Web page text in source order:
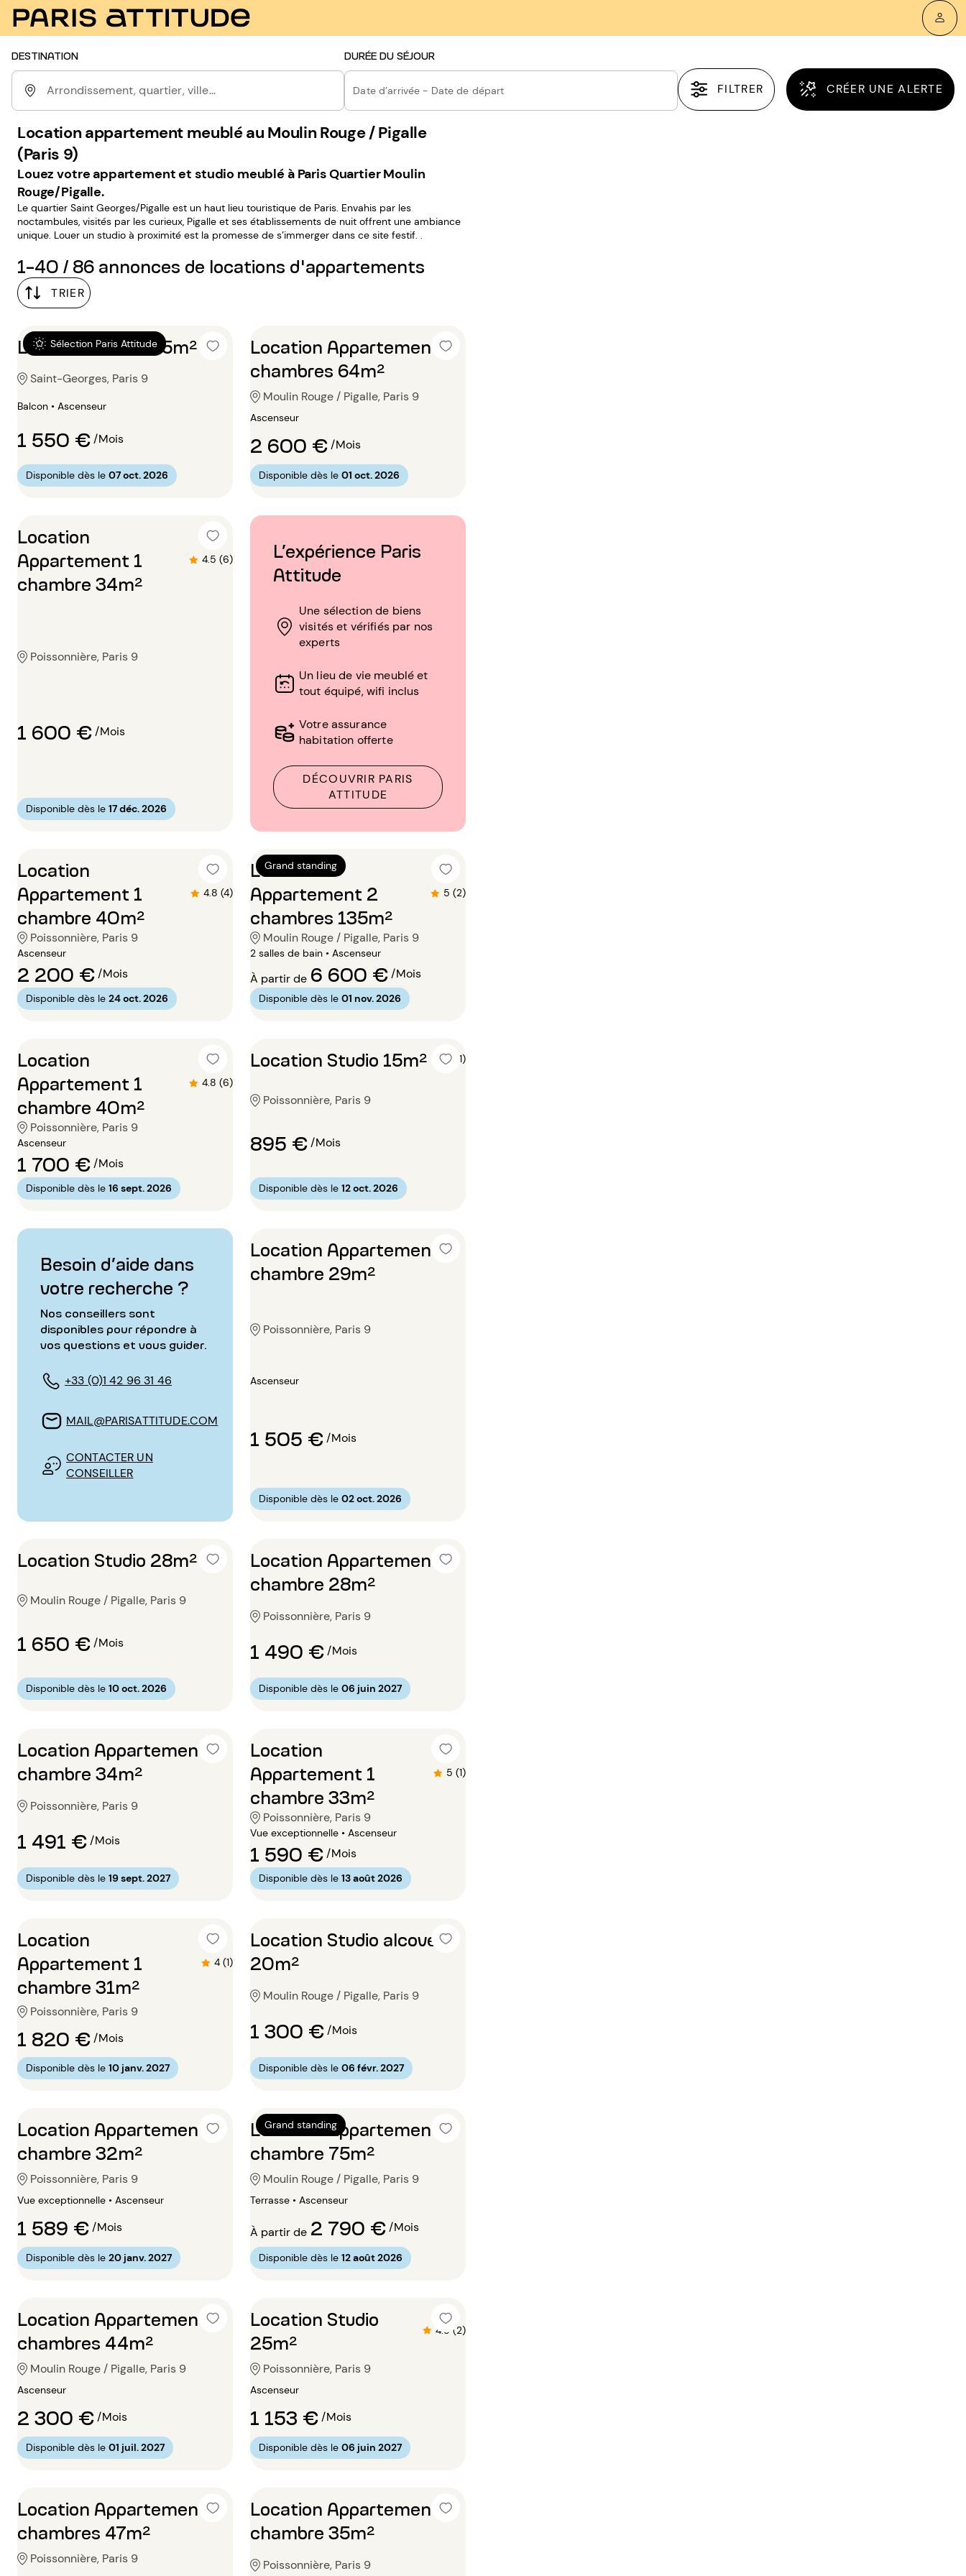
DESTINATION
Arrondissement, quartier, ville...
DURÉE DU SÉJOUR
Date d’arrivée - Date de départ FILTRER CRÉER UNE ALERTE
Location appartement meublé au Moulin Rouge / Pigalle
(Paris 9)
Louez votre appartement et studio meublé à Paris Quartier Moulin
Rouge/Pigalle.
Le quartier Saint Georges/Pigalle est un haut lieu touristique de Paris. Envahis par les
noctambules, visités par les curieux, Pigalle et ses établissements de nuit offrent une ambiance
unique. Louer un studio à proximité est la promesse de s’immerger dans ce site festif. .
1-40 / 86 annonces de locations d'appartements
TRIER
L’expérience Paris
Attitude
Une sélection de biens
visités et vérifiés par nos
experts
Un lieu de vie meublé et
tout équipé, wifi inclus
Votre assurance
habitation offerte
DÉCOUVRIR PARIS
ATTITUDE
Besoin d’aide dans
votre recherche ?
Nos conseillers sont
disponibles pour répondre à
vos questions et vous guider.
+33 (0)1 42 96 31 46
MAIL@PARISATTITUDE.COM
CONTACTER UN
CONSEILLER
Sélection Paris Attitude
Location Studio 25m²
Saint-Georges, Paris 9
Balcon • Ascenseur
1 550 €/Mois
Disponible dès le 07 oct. 2026
Location Appartement 2
chambres 64m²
Moulin Rouge / Pigalle, Paris 9
Ascenseur
2 600 €/Mois
Disponible dès le 01 oct. 2026
Location
Appartement 1
chambre 34m²
4.5 (6)
Poissonnière, Paris 9
1 600 €/Mois
Disponible dès le 17 déc. 2026
Location
Appartement 1
chambre 40m²
4.8 (4)
Poissonnière, Paris 9
Ascenseur
2 200 €/Mois
Disponible dès le 24 oct. 2026
Grand standing
Location
Appartement 2
chambres 135m²
5 (2)
Moulin Rouge / Pigalle, Paris 9
2 salles de bain • Ascenseur
À partir de 6 600 €/Mois
Disponible dès le 01 nov. 2026
Location
Appartement 1
chambre 40m²
4.8 (6)
Poissonnière, Paris 9
Ascenseur
1 700 €/Mois
Disponible dès le 16 sept. 2026
Location Studio 15m² 5 (1)
Poissonnière, Paris 9
895 €/Mois
Disponible dès le 12 oct. 2026
Location Appartement 1
chambre 29m²
Poissonnière, Paris 9
Ascenseur
1 505 €/Mois
Disponible dès le 02 oct. 2026
Location Studio 28m²
Moulin Rouge / Pigalle, Paris 9
1 650 €/Mois
Disponible dès le 10 oct. 2026
Location Appartement 1
chambre 28m²
Poissonnière, Paris 9
1 490 €/Mois
Disponible dès le 06 juin 2027
Location Appartement 1
chambre 34m²
Poissonnière, Paris 9
1 491 €/Mois
Disponible dès le 19 sept. 2027
Location
Appartement 1
chambre 33m²
5 (1)
Poissonnière, Paris 9
Vue exceptionnelle • Ascenseur
1 590 €/Mois
Disponible dès le 13 août 2026
Location
Appartement 1
chambre 31m²
4 (1)
Poissonnière, Paris 9
1 820 €/Mois
Disponible dès le 10 janv. 2027
Location Studio alcove
20m²
Moulin Rouge / Pigalle, Paris 9
1 300 €/Mois
Disponible dès le 06 févr. 2027
Location Appartement 1
chambre 32m²
Poissonnière, Paris 9
Vue exceptionnelle • Ascenseur
1 589 €/Mois
Disponible dès le 20 janv. 2027
Grand standing
Location Appartement 1
chambre 75m²
Moulin Rouge / Pigalle, Paris 9
Terrasse • Ascenseur
À partir de 2 790 €/Mois
Disponible dès le 12 août 2026
Location Appartement 2
chambres 44m²
Moulin Rouge / Pigalle, Paris 9
Ascenseur
2 300 €/Mois
Disponible dès le 01 juil. 2027
Location Studio
25m²
4.5 (2)
Poissonnière, Paris 9
Ascenseur
1 153 €/Mois
Disponible dès le 06 juin 2027
Location Appartement 2
chambres 47m²
Poissonnière, Paris 9
Location Appartement 1
chambre 35m²
Poissonnière, Paris 9